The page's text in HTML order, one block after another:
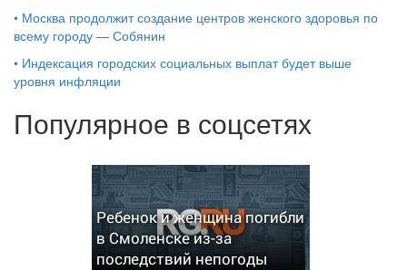
• Москва продолжит создание центров женского здоровья по
всему городу — Собянин
• Индексация городских социальных выплат будет выше
уровня инфляции
Популярное в соцсетях
Ребенок и женщина погибли
в Смоленске из-за
последствий непогоды